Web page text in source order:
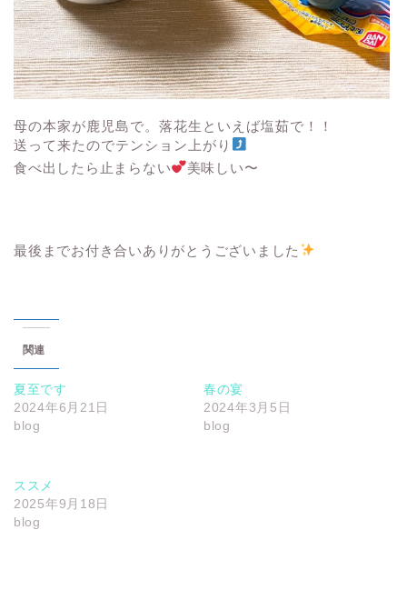
母の本家が鹿児島で。落花生といえば塩茹で！！
送って来たのでテンション上がり
食べ出したら止まらない
美味しい〜
最後までお付き合いありがとうございました
関連
夏至です
2024年6月21日
blog
春の宴
2024年3月5日
blog
ススメ
2025年9月18日
blog